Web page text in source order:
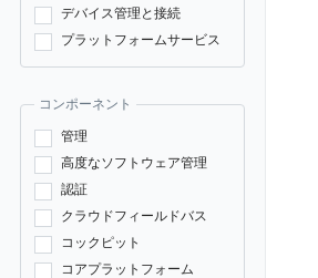
デバイス管理と接続
プラットフォームサービス
コンポーネント
管理
高度なソフトウェア管理
認証
クラウドフィールドバス
コックピット
コアプラットフォーム